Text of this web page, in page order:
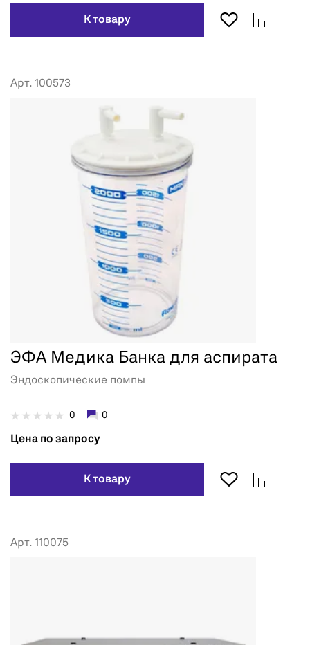
К товару
Арт. 100573
ЭФА Медика Банка для аспирата
Эндоскопические помпы
0 0
Цена по запросу
К товару
Арт. 110075